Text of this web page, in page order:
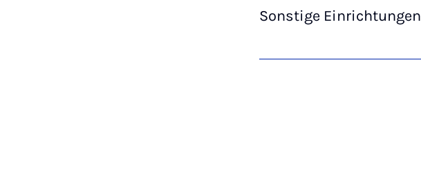
Sonstige Einrichtungen